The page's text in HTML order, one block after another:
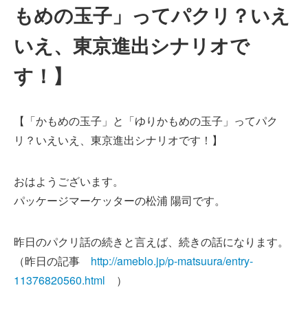
もめの玉子」ってパクリ？いえ
いえ、東京進出シナリオで
す！】
【「かもめの玉子」と「ゆりかもめの玉子」ってパク
リ？いえいえ、東京進出シナリオです！】
おはようございます。
パッケージマーケッターの松浦 陽司です。
昨日のパクリ話の続きと言えば、続きの話になります。
（昨日の記事 http://ameblo.jp/p-matsuura/entry-
11376820560.html ）